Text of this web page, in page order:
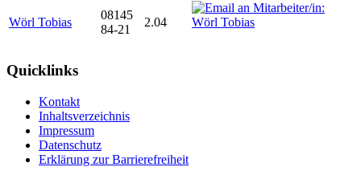
Wörl Tobias
08145
84-21
2.04
Quicklinks
Kontakt
Inhaltsverzeichnis
Impressum
Datenschutz
Erklärung zur Barrierefreiheit